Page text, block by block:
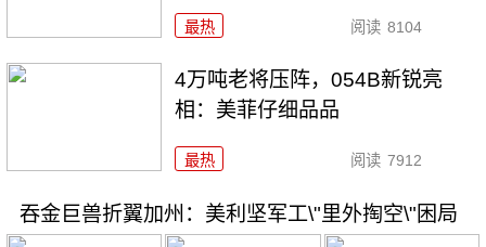
最热 阅读 8104
4万吨老将压阵，054B新锐亮
相：美菲仔细品品
最热 阅读 7912
吞金巨兽折翼加州：美利坚军工\"里外掏空\"困局